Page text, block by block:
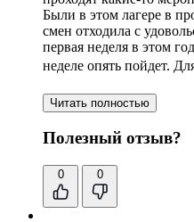
Были в этом лагере в
смен отходила с
первая неделя в этом
неделе опять пойдет.
Читать полностью
Полезный отзыв?
0 0